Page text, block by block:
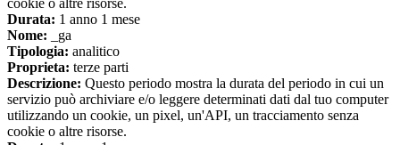
cookie o altre risorse.
Durata: 1 anno 1 mese
Nome: _ga
Tipologia: analitico
Proprieta: terze parti
Descrizione: Questo periodo mostra la durata del periodo in cui un
servizio può archiviare e/o leggere determinati dati dal tuo computer
utilizzando un cookie, un pixel, un'API, un tracciamento senza
cookie o altre risorse.